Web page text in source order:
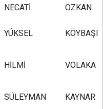
NECATİ ÖZKAN
YÜKSEL KÖYBAŞI
HİLMİ VOLAKA
SÜLEYMAN KAYNAR